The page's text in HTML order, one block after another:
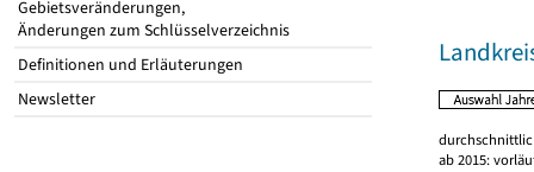
Gebietsveränderungen,
Änderungen zum Schlüsselverzeichnis
Definitionen und Erläuterungen
Newsletter
ab 2015: